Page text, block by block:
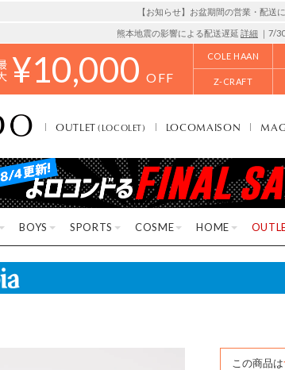
【お知らせ】お盆期間の営業・配送
熊本地震の影響による配送遅延 詳細 ｜7/
¥10,000 OFF
COLE HAAN
Z-CRAFT
OUTLET(LOCOLET) LOCOMAISON
BOYS SPORTS COSME HOME
この商品は